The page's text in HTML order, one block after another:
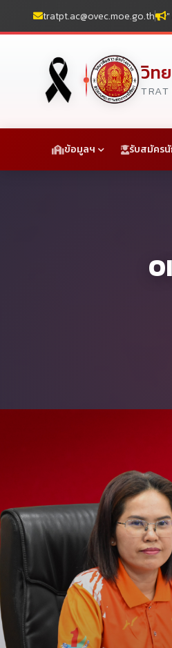
tratpt.ac@ovec.moe.go.th
วิท
TRAT
ข้อมูลฯ รับสมัคร